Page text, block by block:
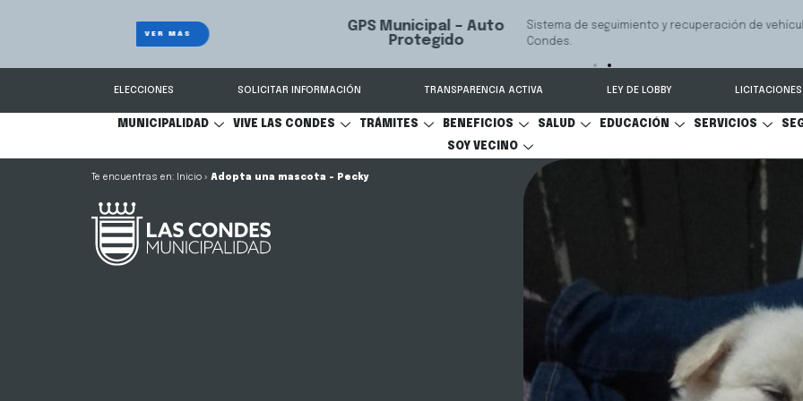
GPS Municipal – Auto
Protegido
Sistema de seguimiento y recuperación de vehículos, conectado 24/7 a Seguridad
ELECCIONES SOLICITAR INFORMACIÓN TRANSPARENCIA ACTIVA LEY DE LOBBY LICITACIONES
MUNICIPALIDAD VIVE LAS CONDES TRÁMITES BENEFICIOS SALUD EDUCACIÓN SERVICIOS
SOY VECINO
Inicio » Adopta una mascota – Pecky